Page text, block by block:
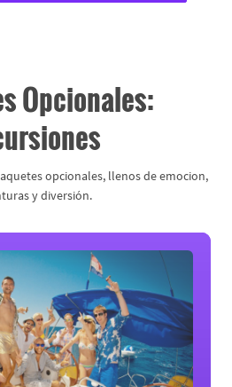
Opcionales:
opcionales, llenos de emocion,
y diversión.